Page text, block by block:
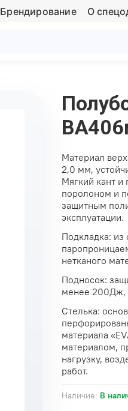
Брендирование О
Наличие: В
Материал
2,0 мм,
Мягкий кант и
поролоном и
защитным
эксплуатации.
Подкладка:
нетканого
Подносок:
менее 200Дж,
Стелька:
материала
материалом,
нагрузку,
работ.